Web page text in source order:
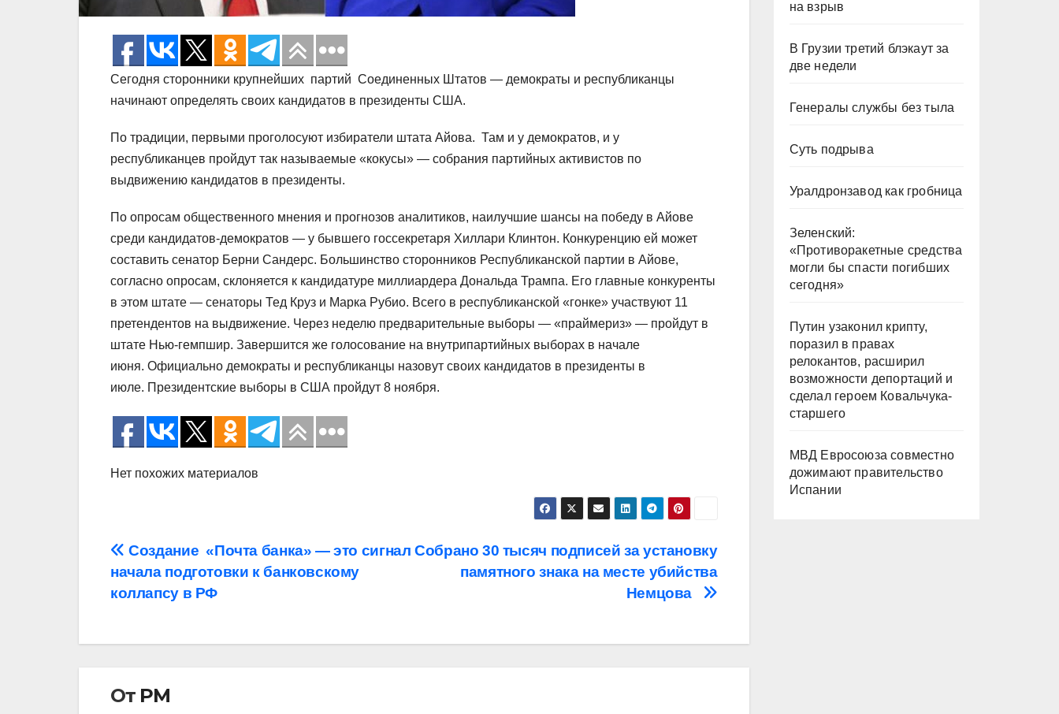
Сегодня сторонники крупнейших партий Соединенных Штатов — демократы и республиканцы
начинают определять своих кандидатов в президенты США.
По традиции, первыми проголосуют избиратели штата Айова. Там и у демократов, и у
республиканцев пройдут так называемые «кокусы» — собрания партийных активистов по
выдвижению кандидатов в президенты.
По опросам общественного мнения и прогнозов аналитиков, наилучшие шансы на победу в Айове
среди кандидатов-демократов — у бывшего госсекретаря Хиллари Клинтон. Конкуренцию ей может
составить сенатор Берни Сандерс. Большинство сторонников Республиканской партии в Айове,
согласно опросам, склоняется к кандидатуре миллиардера Дональда Трампа. Его главные конкуренты
в этом штате — сенаторы Тед Круз и Марка Рубио. Всего в республиканской «гонке» участвуют 11
претендентов на выдвижение. Через неделю предварительные выборы — «праймериз» — пройдут в
штате Нью-гемпшир. Завершится же голосование на внутрипартийных выборах в начале
июня. Официально демократы и республиканцы назовут своих кандидатов в президенты в
июле. Президентские выборы в США пройдут 8 ноября.
Нет похожих материалов
Навигация
по
Собрано 30 тысяч подписей за установку
памятного знака на месте убийства
Немцова
Создание «Почта банка» — это сигнал
начала подготовки к банковскому
коллапсу в РФ
От РМ
на взрыв
В Грузии третий блэкаут за
две недели
Генералы службы без тыла
Суть подрыва
Уралдронзавод как гробница
Зеленский:
«Противоракетные средства
могли бы спасти погибших
сегодня»
Путин узаконил крипту,
поразил в правах
релокантов, расширил
возможности депортаций и
сделал героем Ковальчука-
старшего
МВД Евросоюза совместно
дожимают правительство
Испании